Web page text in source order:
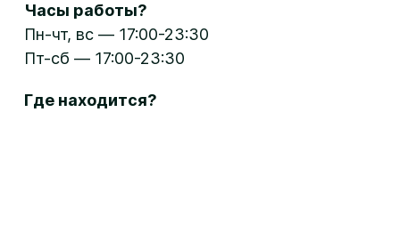
Часы работы?
Пн-чт, вс — 17:00-23:30
Пт-сб — 17:00-23:30
Где находится?